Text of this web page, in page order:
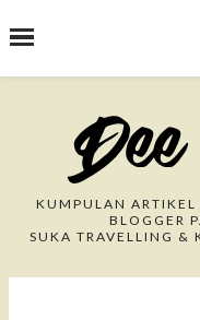
KUMPULAN ARTIKEL
BLOGGER
SUKA TRAVELLING &